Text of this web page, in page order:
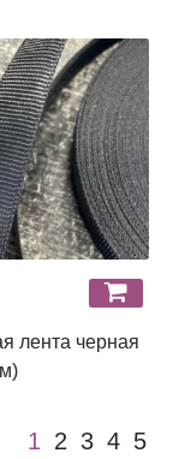
лента черная
1 2 3 4 5